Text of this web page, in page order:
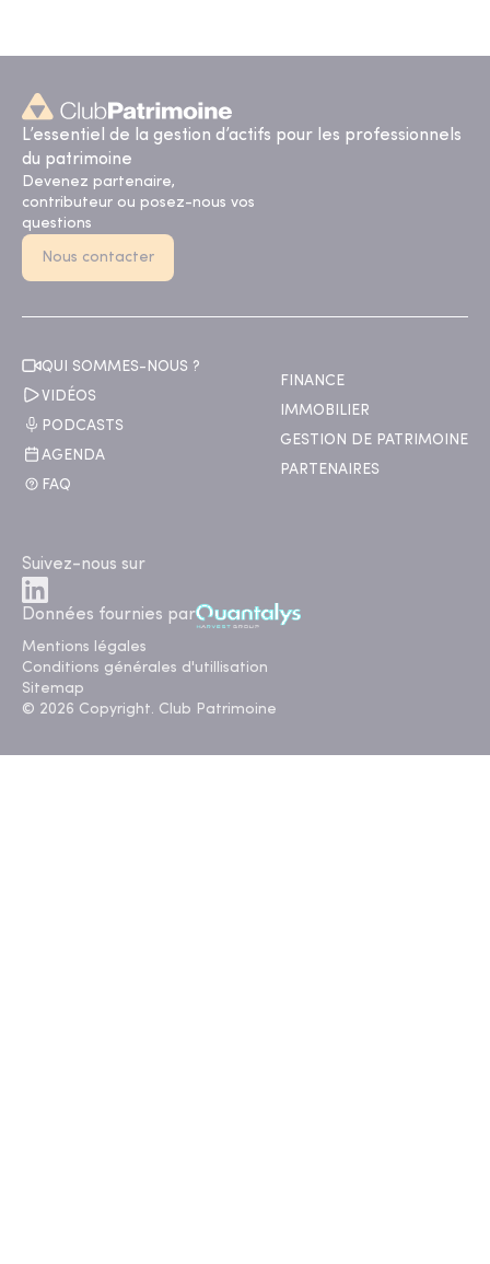
L’essentiel de la gestion d’actifs pour les professionnels
du patrimoine
Devenez partenaire,
contributeur ou posez-nous vos
questions
Nous contacter
QUI SOMMES-NOUS ?
VIDÉOS
PODCASTS
AGENDA
FAQ
FINANCE
IMMOBILIER
GESTION DE PATRIMOINE
PARTENAIRES
Suivez-nous sur
Données fournies par
Mentions légales
Conditions générales d'utillisation
Sitemap
© 2026 Copyright. Club Patrimoine